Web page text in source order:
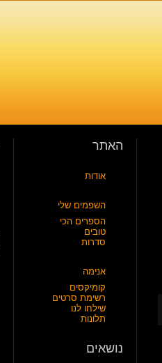
האתר
אודות
השפמים שלי
הספרים הכי
טובים
סדרות
אנימה
קומיקסים
רשימת סרטים
שילחו לנו
תלונות
נושאים